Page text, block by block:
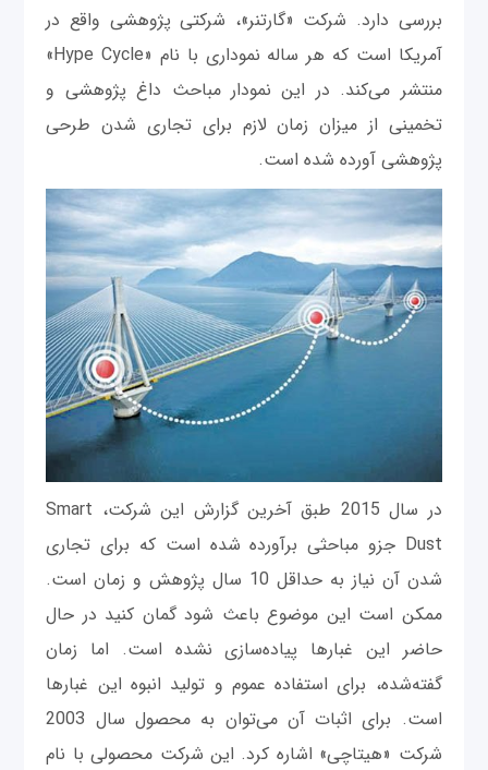
بررسی دارد. شرکت «گارتنر»، شرکتی پژوهشی واقع در
آمریکا است که هر ساله نموداری با نام «Hype Cycle»
منتشر می‌کند. در این نمودار مباحث داغ پژوهشی و
تخمینی از میزان زمان لازم برای تجاری شدن طرحی
پژوهشی آورده شده است.
در سال 2015 طبق آخرین گزارش این شرکت، Smart
Dust جزو مباحثی برآورده شده است که برای تجاری
شدن آن نیاز به حداقل 10 سال پژوهش و زمان است.
ممکن است این موضوع باعث شود گمان کنید در حال
حاضر این غبارها پیاده‌سازی نشده است. اما زمان
گفته‌شده، برای استفاده عموم و تولید انبوه این غبارها
است. برای اثبات آن می‌توان به محصول سال 2003
شرکت «هیتاچی» اشاره کرد. این شرکت محصولی با نام